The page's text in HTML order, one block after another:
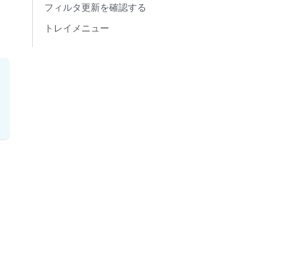
フィルタ更新を確認する
トレイメニュー